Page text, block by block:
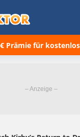
Prämie für